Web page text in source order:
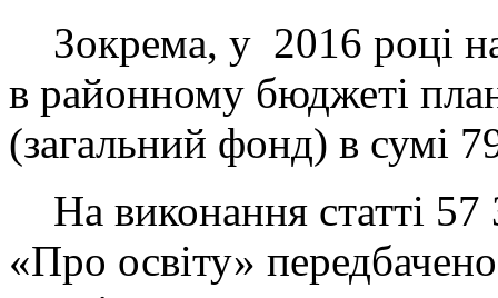
Зокрема, у 2016 році
в районному бюджеті
(загальний фонд) в сумі
На виконання статті 57
«Про освіту»